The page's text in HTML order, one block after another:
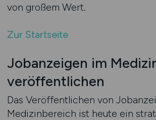
von großem Wert.
Zur Startseite
Jobanzeigen im
veröffentlichen
Das Veröffentlichen von
Medizinbereich ist heute ein